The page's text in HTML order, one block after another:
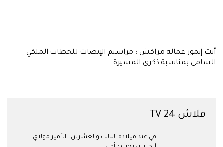
أيت إيمور عمالة مراكش : مراسيم الإنصات للخطاب الملكي
السامي بمناسبة ذكرى المسيرة…
فلاش 24 TV
في عيد ميلاده الثالث والعشرين.. الأمير مولاي